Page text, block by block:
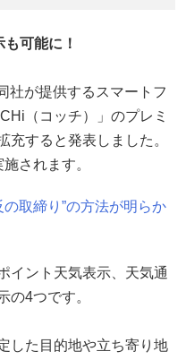
可能に！
社が提供するスマートフ
（コッチ）」のプレミ
充すると発表しました。
されます。
取締り”の方法が明らか
イント天気表示、天気通
の4つです。
した目的地や立ち寄り地